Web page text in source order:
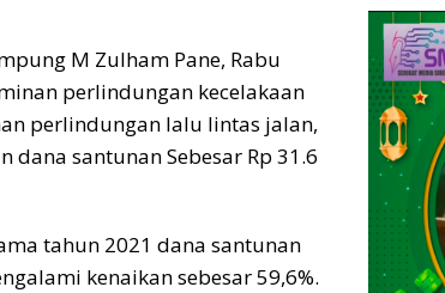
M Zulham Pane, Rabu
perlindungan kecelakaan
perlindungan lalu lintas jalan,
dana santunan Sebesar Rp 31.6
tahun 2021 dana santunan
kenaikan sebesar 59,6%.